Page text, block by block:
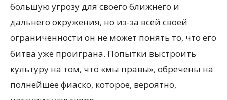
большую угрозу для своего ближнего и
дальнего окружения, но из-за всей своей
ограниченности он не может понять то, что его
битва уже проиграна. Попытки выстроить
культуру на том, что «мы правы», обречены на
полнейшее фиаско, которое, вероятно,